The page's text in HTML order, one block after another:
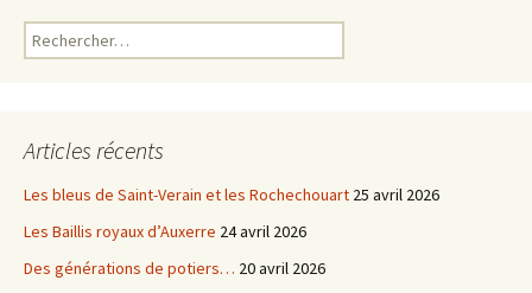
Rechercher :
Articles récents
Les bleus de Saint-Verain et les Rochechouart 25 avril 2026
Les Baillis royaux d’Auxerre 24 avril 2026
Des générations de potiers… 20 avril 2026